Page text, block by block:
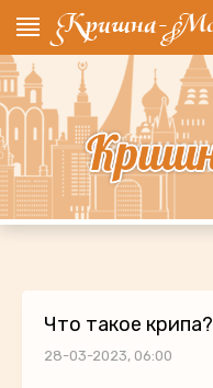
Что такое крипа?
28-03-2023, 06:00